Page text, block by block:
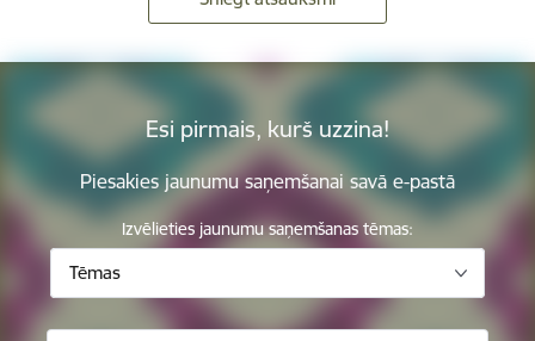
Esi pirmais, kurš uzzina!
Piesakies jaunumu saņemšanai savā e-pastā
Izvēlieties jaunumu saņemšanas tēmas:
Tēmas